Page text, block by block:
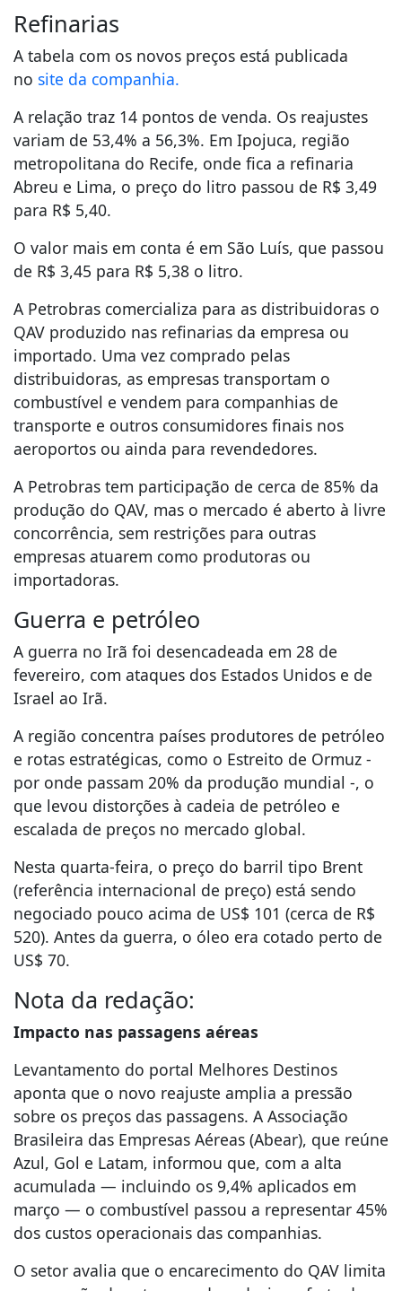
Refinarias
A tabela com os novos preços está publicada
no site da companhia.
A relação traz 14 pontos de venda. Os reajustes
variam de 53,4% a 56,3%. Em Ipojuca, região
metropolitana do Recife, onde fica a refinaria
Abreu e Lima, o preço do litro passou de R$ 3,49
para R$ 5,40.
O valor mais em conta é em São Luís, que passou
de R$ 3,45 para R$ 5,38 o litro.
A Petrobras comercializa para as distribuidoras o
QAV produzido nas refinarias da empresa ou
importado. Uma vez comprado pelas
distribuidoras, as empresas transportam o
combustível e vendem para companhias de
transporte e outros consumidores finais nos
aeroportos ou ainda para revendedores.
A Petrobras tem participação de cerca de 85% da
produção do QAV, mas o mercado é aberto à livre
concorrência, sem restrições para outras
empresas atuarem como produtoras ou
importadoras.
Guerra e petróleo
A guerra no Irã foi desencadeada em 28 de
fevereiro, com ataques dos Estados Unidos e de
Israel ao Irã.
A região concentra países produtores de petróleo
e rotas estratégicas, como o Estreito de Ormuz -
por onde passam 20% da produção mundial -, o
que levou distorções à cadeia de petróleo e
escalada de preços no mercado global.
Nesta quarta-feira, o preço do barril tipo Brent
(referência internacional de preço) está sendo
negociado pouco acima de US$ 101 (cerca de R$
520). Antes da guerra, o óleo era cotado perto de
US$ 70.
Nota da redação:
Impacto nas passagens aéreas
Levantamento do portal Melhores Destinos
aponta que o novo reajuste amplia a pressão
sobre os preços das passagens. A Associação
Brasileira das Empresas Aéreas (Abear), que reúne
Azul, Gol e Latam, informou que, com a alta
acumulada — incluindo os 9,4% aplicados em
março — o combustível passou a representar 45%
dos custos operacionais das companhias.
O setor avalia que o encarecimento do QAV limita